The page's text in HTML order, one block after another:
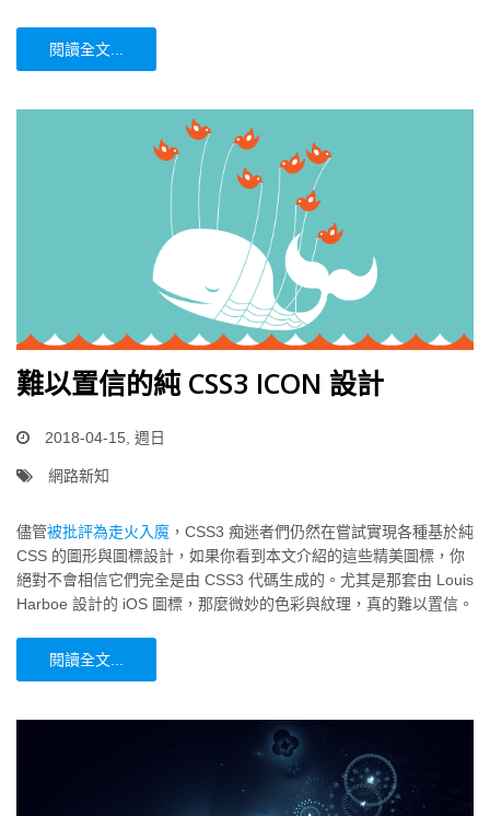
閱讀全文...
難以置信的純 CSS3 ICON 設計
2018-04-15, 週日
網路新知
儘管被批評為走火入魔 ，CSS3 痴迷者們仍然在嘗試實現各種基於純
CSS 的圖形與圖標設計，如果你看到本文介紹的這些精美圖標，你
絕對不會相信它們完全是由 CSS3 代碼生成的。尤其是那套由 Louis
Harboe 設計的 iOS 圖標，那麼微妙的色彩與紋理，真的難以置信。
閱讀全文...